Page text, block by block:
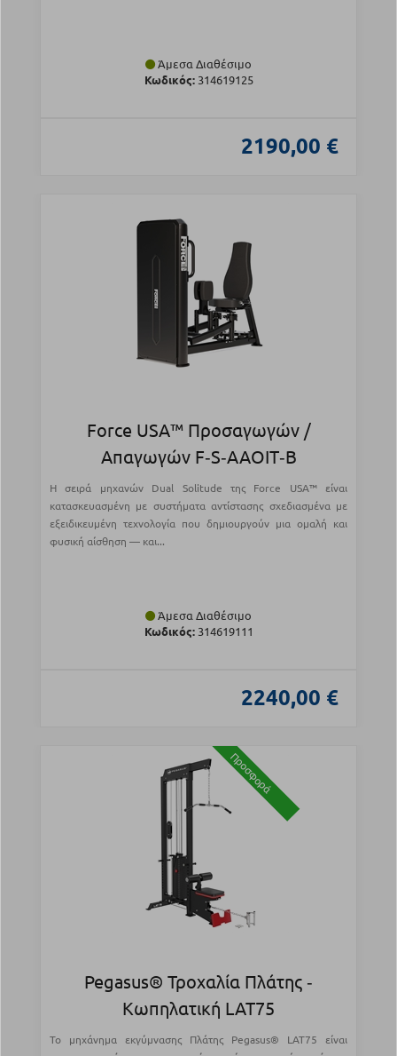
Άμεσα Διαθέσιμο
Κωδικός:314619125
2190,00 €
Force USA™ Προσαγωγών /
Απαγωγών F‑S‑AAOIT‑B
Η σειρά μηχανών Dual Solitude της Force USA™ είναι
κατασκευασμένη με συστήματα αντίστασης σχεδιασμένα με
εξειδικευμένη τεχνολογία που δημιουργούν μια ομαλή και
φυσική αίσθηση — και...
Άμεσα Διαθέσιμο
Κωδικός:314619111
2240,00 €
Προσφορά
Pegasus® Τροχαλία Πλάτης ‑
Κωπηλατική LAT75
Το μηχάνημα εκγύμνασης Πλάτης Pegasus® LAT75 είναι